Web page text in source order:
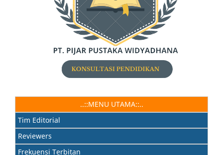
..::MENU UTAMA::..
Tim Editorial
Reviewers
Frekuensi Terbitan